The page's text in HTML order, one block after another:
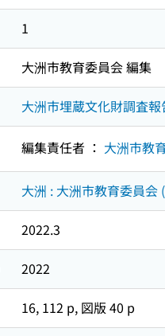
1
大洲市教育委員会 編集
大洲市埋蔵文化財調査
編集責任者 ： 大洲市教
大洲 : 大洲市教育委員会
2022.3
2022
16, 112 p, 図版 40 p